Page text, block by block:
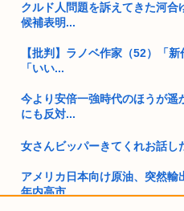
クルド人問題を訴えてきた河
候補表明...
【批判】ラノベ作家（52）「
「いい...
今より安倍一強時代のほうが
にも反対...
女さんビッパーきてくれお話したい
アメリカ日本向け原油、突然輸
年内高市...